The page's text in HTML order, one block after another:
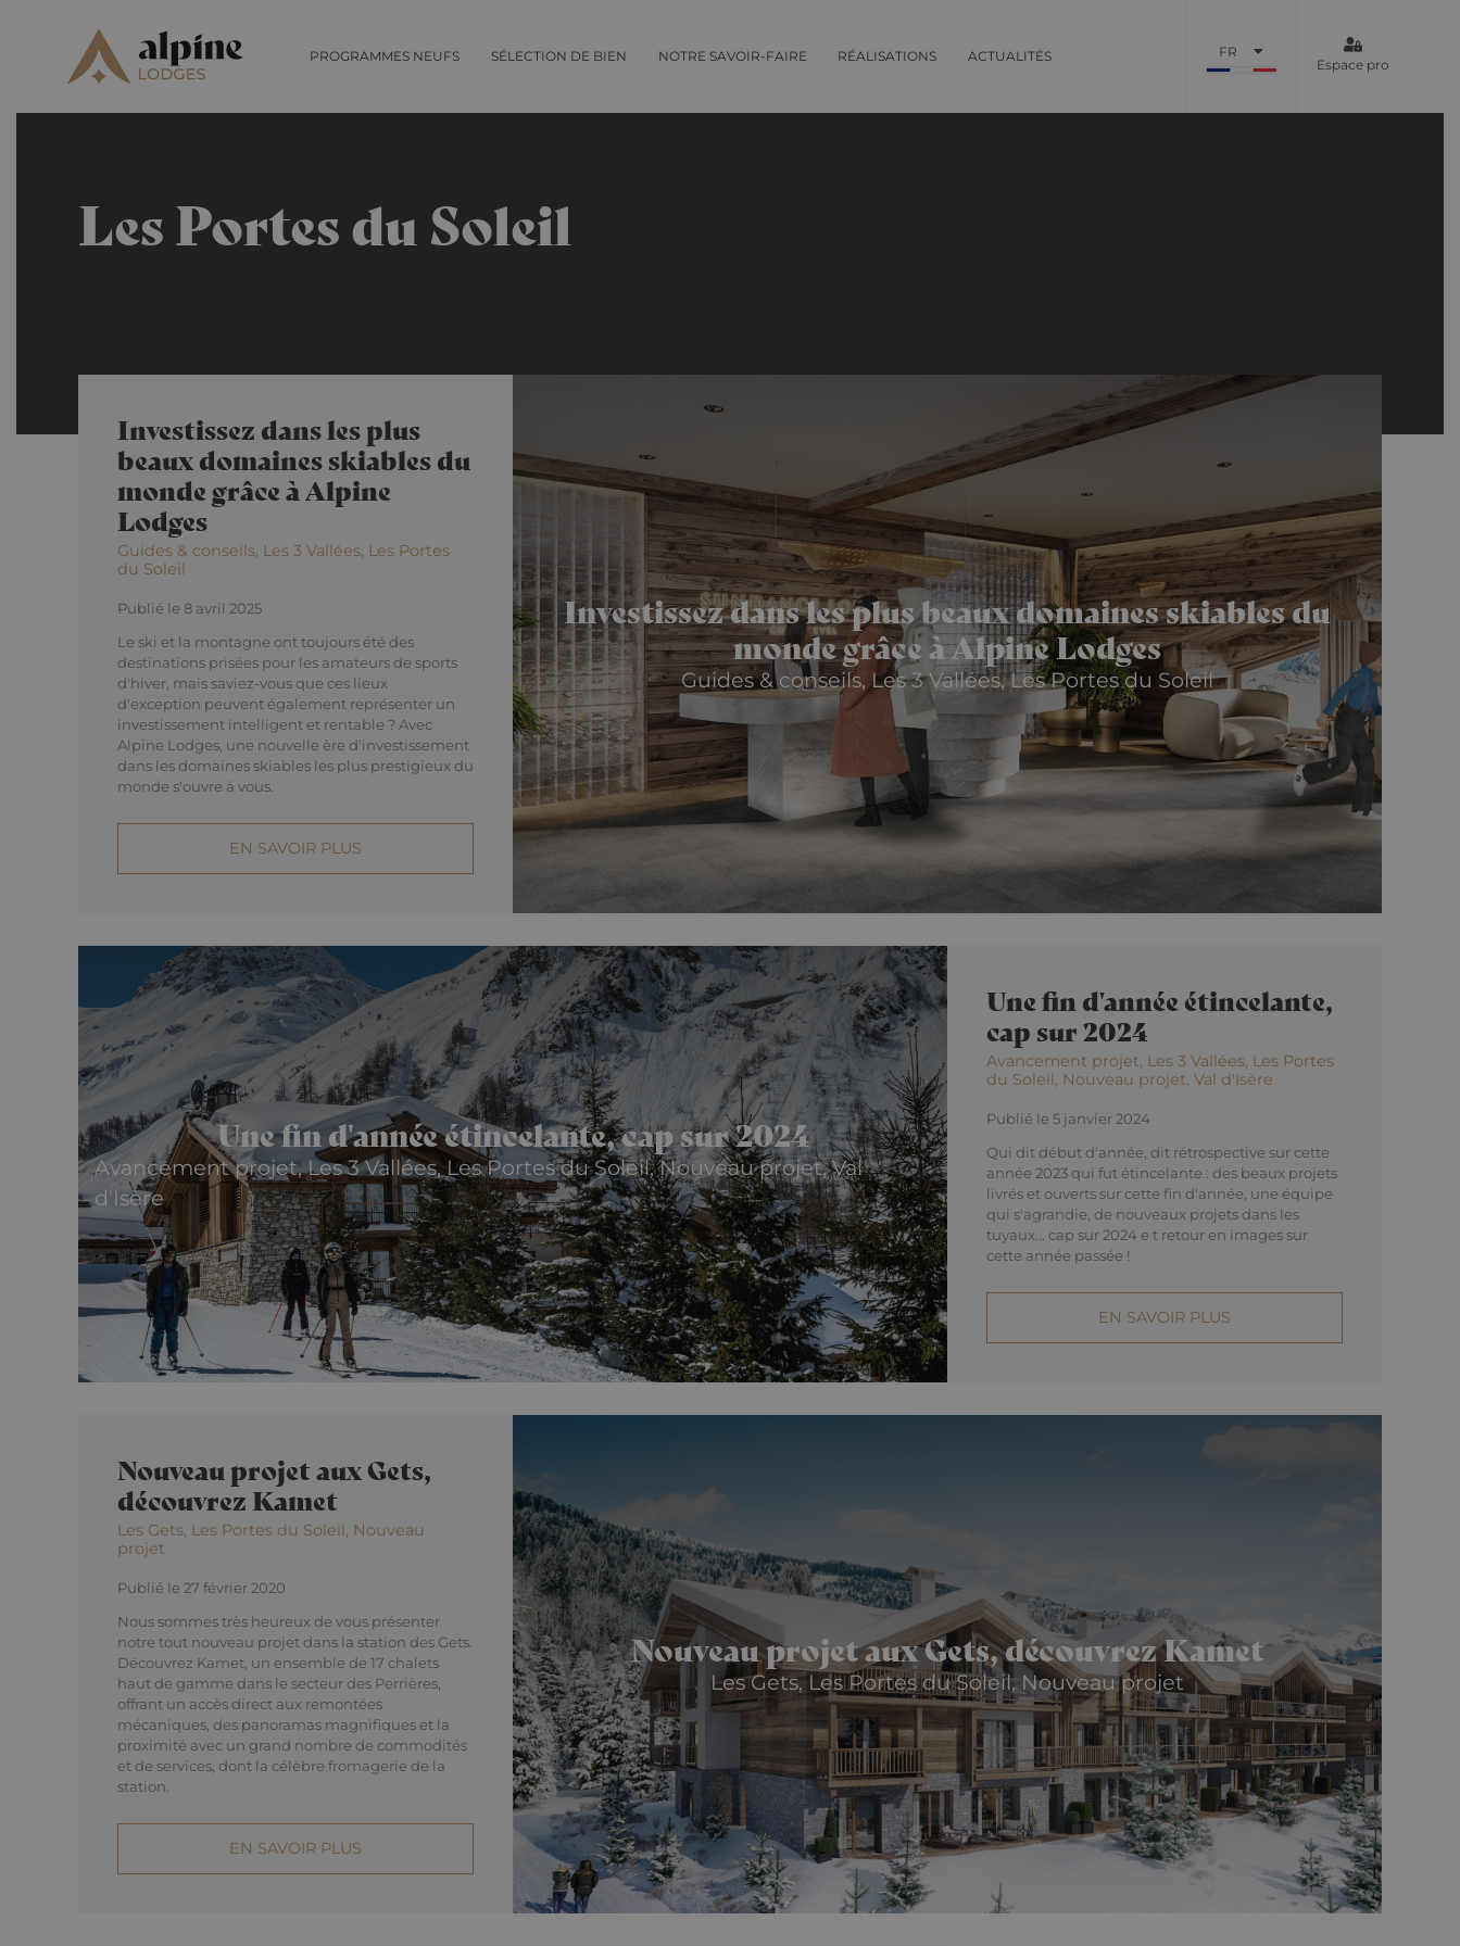
PROGRAMMES NEUFS SÉLECTION DE BIEN NOTRE SAVOIR-FAIRE RÉALISATIONS ACTUALITÉS
FR
Espace pro
Les Portes du Soleil
Investissez dans les plus
beaux domaines skiables du
monde grâce à Alpine
Lodges
Guides & conseils, Les 3 Vallées, Les Portes
du Soleil
Publié le 8 avril 2025
Le ski et la montagne ont toujours été des
destinations prisées pour les amateurs de sports
d'hiver, mais saviez-vous que ces lieux
d'exception peuvent également représenter un
investissement intelligent et rentable ? Avec
Alpine Lodges, une nouvelle ère d'investissement
dans les domaines skiables les plus prestigieux du
monde s'ouvre à vous.
EN SAVOIR PLUS
Investissez dans les plus beaux domaines skiables du
monde grâce à Alpine Lodges
Guides & conseils, Les 3 Vallées, Les Portes du Soleil
Une fin d'année étincelante,
cap sur 2024
Avancement projet, Les 3 Vallées, Les Portes
du Soleil, Nouveau projet, Val d'Isère
Publié le 5 janvier 2024
Qui dit début d'année, dit rétrospective sur cette
année 2023 qui fut étincelante : des beaux projets
livrés et ouverts sur cette fin d'année, une équipe
qui s'agrandie, de nouveaux projets dans les
tuyaux... cap sur 2024 e t retour en images sur
cette année passée !
EN SAVOIR PLUS
Une fin d'année étincelante, cap sur 2024
Avancement projet, Les 3 Vallées, Les Portes du Soleil, Nouveau projet, Val
d'Isère
Nouveau projet aux Gets,
découvrez Kamet
Les Gets, Les Portes du Soleil, Nouveau
projet
Publié le 27 février 2020
Nous sommes très heureux de vous présenter
notre tout nouveau projet dans la station des Gets.
Découvrez Kamet, un ensemble de 17 chalets
haut de gamme dans le secteur des Perrières,
offrant un accès direct aux remontées
mécaniques, des panoramas magnifiques et la
proximité avec un grand nombre de commodités
et de services, dont la célèbre fromagerie de la
station.
EN SAVOIR PLUS
Nouveau projet aux Gets, découvrez Kamet
Les Gets, Les Portes du Soleil, Nouveau projet